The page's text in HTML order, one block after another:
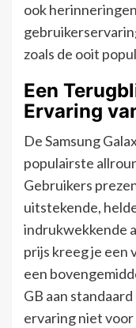
ook
zoals de ooit
Een
Ervaring
De Samsung
populairste
Gebruikers
uitstekende,
indrukwekkende
prijs kreeg je een
een
GB aan
ervaring niet